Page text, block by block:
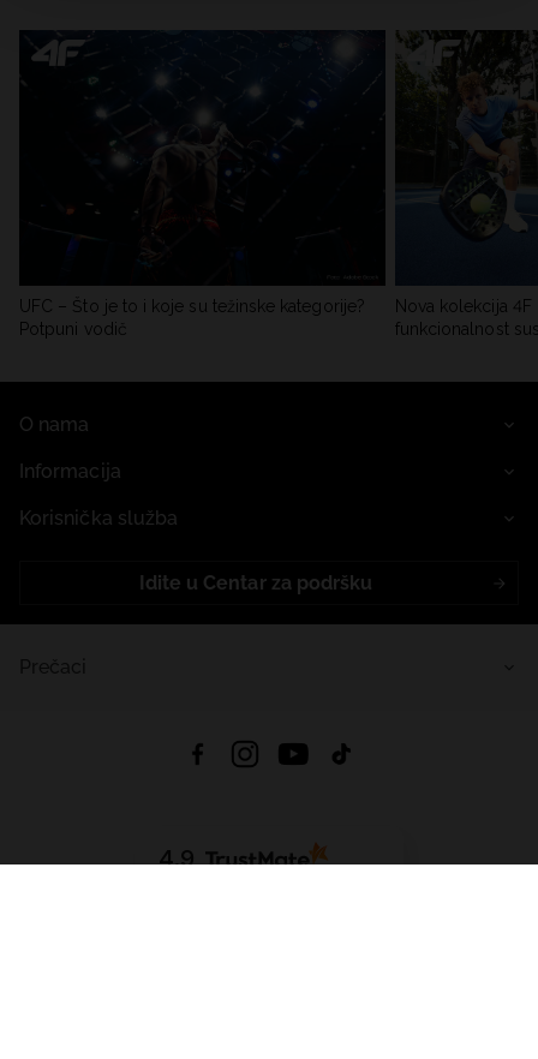
UFC – Što je to i koje su težinske kategorije?
Potpuni vodič
Nova kolekcija
funkcionalnost
O nama
Informacija
Korisnička služba
Idite u Centar za podršku
4.9